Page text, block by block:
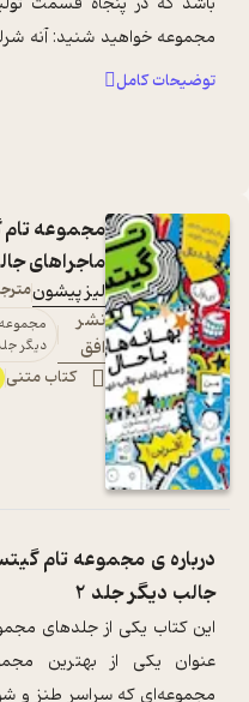
مجموعه خواهید شنید: آنه
اما افسوس که متیو و م ...
توضیحات کامل
مجموعه تام
ماجراهای
لیز پیشون
نشر
افق
مجموعه
دیگر
کتاب متنی
درباره ی مجموعه تام
جالب دیگر جلد 2
این کتاب یکی از جلدهای
عنوان یکی از بهترین
مجموعه‌ای که سراسر طنز و